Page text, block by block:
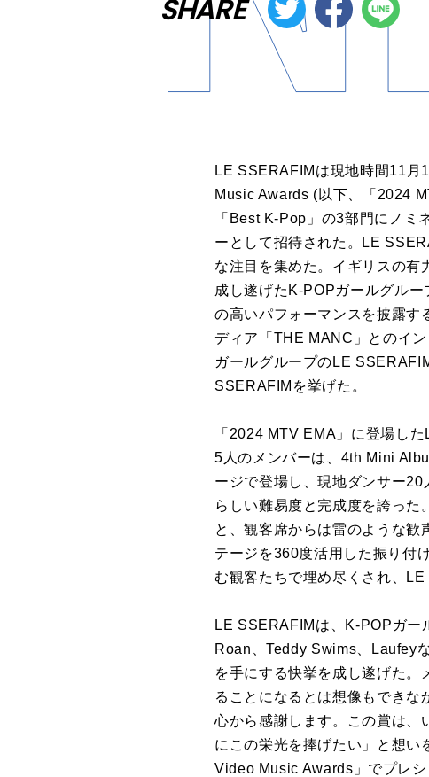
SHARE
LE SSERAFIMは現地時間11
Music Awards (以下、「2024
「Best K-Pop」の3部門にノミ
ーとして招待された。LE
な注目を集めた。イギリスの
成し遂げたK-POPガールグル
の高いパフォーマンスを披露す
ディア「THE MANC」とのイ
ガールグループのLE
SSERAFIMを挙げた。
「2024 MTV EMA」に登場し
5人のメンバーは、4th Mini
ージで登場し、現地ダンサー20
らしい難易度と完成度を誇っ
と、観客席からは雷のような
テージを360度活用した振り付
む観客たちで埋め尽くされ、
LE SSERAFIMは、K-POPガー
Roan、Teddy Swims、Laufey
を手にする快挙を成し遂げた
ることになるとは想像もでき
心から感謝します。この賞は、
にこの栄光を捧げたい」と想
Video Music Awards」でプレ